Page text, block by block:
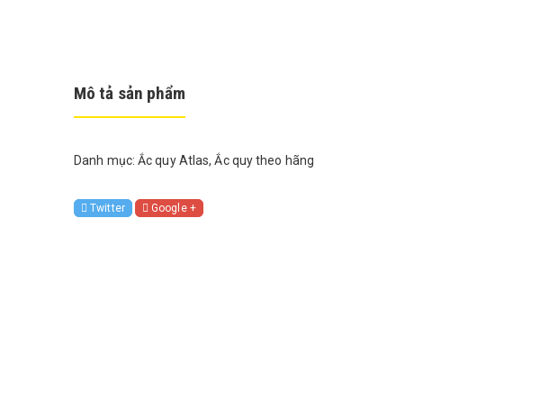
Mô tả sản phẩm
Danh mục: Ắc quy Atlas,Ắc quy theo hãng
Twitter Google +